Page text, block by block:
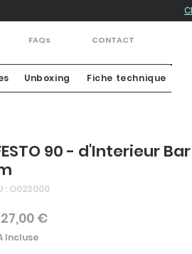
FAQs CONTACT
Unboxing Fiche technique
90 - d'Interieur
: O023000
€Prix
Incluse